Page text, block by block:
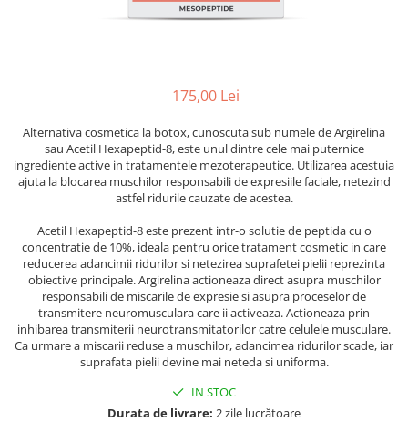
175,00 Lei
Alternativa cosmetica la botox, cunoscuta sub numele de Argirelina
sau Acetil Hexapeptid-8, este unul dintre cele mai puternice
ingrediente active in tratamentele mezoterapeutice. Utilizarea acestuia
ajuta la blocarea muschilor responsabili de expresiile faciale, netezind
astfel ridurile cauzate de acestea.
Acetil Hexapeptid-8 este prezent intr-o solutie de peptida cu o
concentratie de 10%, ideala pentru orice tratament cosmetic in care
reducerea adancimii ridurilor si netezirea suprafetei pielii reprezinta
obiective principale. Argirelina actioneaza direct asupra muschilor
responsabili de miscarile de expresie si asupra proceselor de
transmitere neuromusculara care ii activeaza. Actioneaza prin
inhibarea transmiterii neurotransmitatorilor catre celulele musculare.
Ca urmare a miscarii reduse a muschilor, adancimea ridurilor scade, iar
suprafata pielii devine mai neteda si uniforma.
IN STOC
Durata de livrare: 2 zile lucrătoare